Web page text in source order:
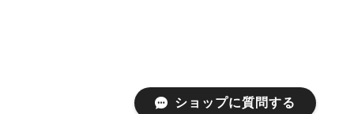
ショップに質問する